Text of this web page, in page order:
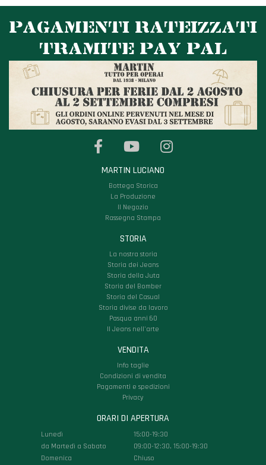
PAGAMENTI RATEIZZATI
TRAMITE PAY PAL
MARTIN LUCIANO
Bottega Storica
La Produzione
Il Negozio
Rassegna Stampa
STORIA
La nostra storia
Storia dei Jeans
Storia della Juta
Storia del Bomber
Storia del Casual
Storia divise da lavoro
Pasqua anni 60
Il Jeans nell'arte
VENDITA
Info taglie
Condizioni di vendita
Pagamenti e spedizioni
Privacy
ORARI DI APERTURA
Lunedì
15:00-19:30
da Martedì a Sabato
09:00-12:30, 15:00-19:30
Domenica
Chiuso